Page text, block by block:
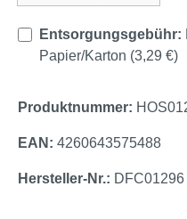
Entsorgungsgebühr:
Papier/Karton (3,29 €)
Produktnummer:
EAN: 4260643575488
Hersteller-Nr.: DFC01296